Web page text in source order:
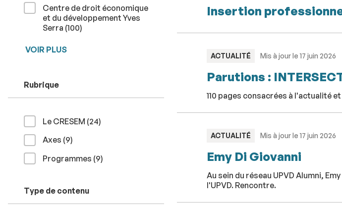
Centre de droit économique
et du développement Yves
Serra (100résultats
)
VOIR PLUS
Rubrique
Le CRESEM (24résultats
)
Axes (9résultats
)
Programmes (9résultats
)
Type de contenu
Insertion
TYPE
ACTUALITÉ Mis à jour le 17 juin 2026
Parutions :
110 pages consacrées à l'actualité
TYPE
ACTUALITÉ Mis à jour le 17 juin 2026
Emy Di Giovanni
Au sein du réseau UPVD Alumni,
l'UPVD. Rencontre.